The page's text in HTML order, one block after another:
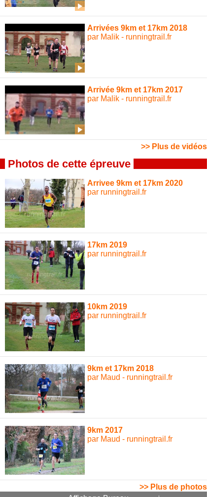
Arrivées 9km et 17km 2018
par Malik - runningtrail.fr
Arrivée 9km et 17km 2017
par Malik - runningtrail.fr
>> Plus de vidéos
Photos de cette épreuve
Arrivee 9km et 17km 2020
par runningtrail.fr
17km 2019
par runningtrail.fr
10km 2019
par runningtrail.fr
9km et 17km 2018
par Maud - runningtrail.fr
9km 2017
par Maud - runningtrail.fr
>> Plus de photos